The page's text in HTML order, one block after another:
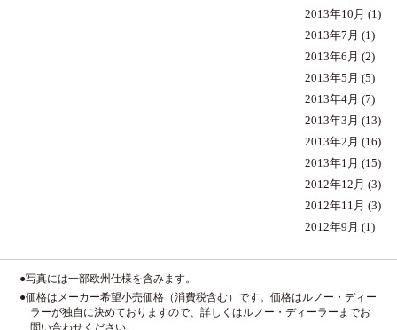
2013年10月 (1)
2013年7月 (1)
2013年6月 (2)
2013年5月 (5)
2013年4月 (7)
2013年3月 (13)
2013年2月 (16)
2013年1月 (15)
2012年12月 (3)
2012年11月 (3)
2012年9月 (1)
●写真には一部欧州仕様を含みます。
●価格はメーカー希望小売価格（消費税含む）です。価格はルノー・ディー
ラーが独自に決めておりますので、詳しくはルノー・ディーラーまでお
問い合わせください。